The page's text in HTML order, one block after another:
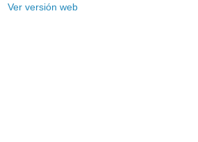
Ver versión web